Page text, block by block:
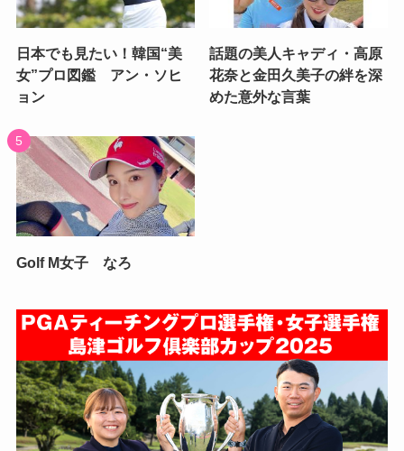
日本でも見たい！韓国“美
女”プロ図鑑 アン・ソヒ
ョン
話題の美人キャディ・高原
花奈と金田久美子の絆を深
めた意外な言葉
Golf M女子 なろ